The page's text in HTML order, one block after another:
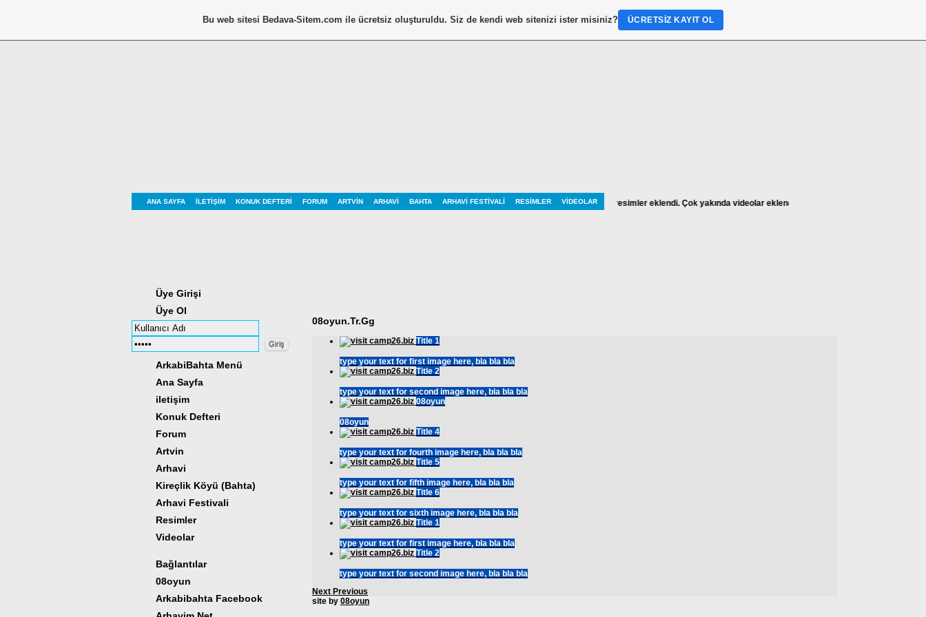
ANA SAYFA İLETIŞIM KONUK DEFTERI FORUM ARTVIN ARHAVI BAHTA ARHAVI FESTIVALI RESIMLER VIDEOLAR
Tasarımımız Değişti. Menümüz yenilendi ve aktif oldu. Galerimize yeni resimler eklendi. Çok yakında videolar eklenecektir. Yaz tatili bittikten sonra
Üye Girişi
Üye Ol
ArkabiBahta Menü
Ana Sayfa
iletişim
Konuk Defteri
Forum
Artvin
Arhavi
Kireçlik Köyü (Bahta)
Arhavi Festivali
Resimler
Videolar
Bağlantılar
08oyun
Arkabibahta Facebook
08oyun.Tr.Gg
Title 1
type your text for first image here, bla bla bla
Title 2
type your text for second image here, bla bla bla
08oyun
08oyun
Title 4
type your text for fourth image here, bla bla bla
Title 5
type your text for fifth image here, bla bla bla
Title 6
type your text for sixth image here, bla bla bla
Title 1
type your text for first image here, bla bla bla
Title 2
type your text for second image here, bla bla bla
Next Previous
site by 08oyun
Bu web sitesi Bedava-Sitem.com ile ücretsiz oluşturuldu. Siz de kendi web sitenizi ister misiniz? ÜCRETSIZ KAYIT OL